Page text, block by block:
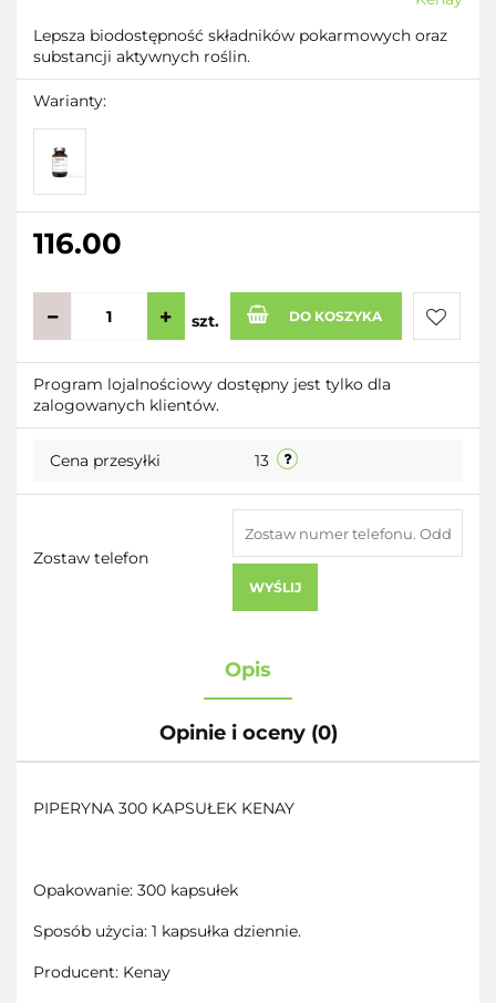
Lepsza biodostępność składników pokarmowych oraz
substancji aktywnych roślin.
Warianty:
116.00
szt. DO KOSZYKA
Do
Program lojalnościowy dostępny jest tylko dla
zalogowanych klientów.
Cena przesyłki 13
Zostaw telefon
WYŚLIJ
Opis
Opinie i oceny (0)
PIPERYNA 300 KAPSUŁEK KENAY
Opakowanie: 300 kapsułek
Sposób użycia: 1 kapsułka dziennie.
Producent: Kenay